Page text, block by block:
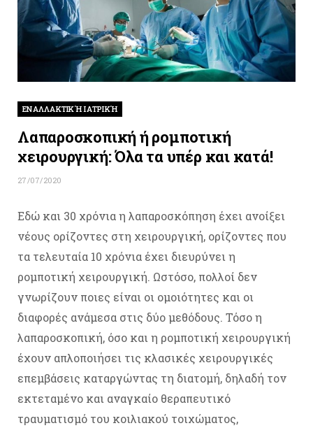
ΕΝΑΛΛΑΚΤΙΚΉ ΙΑΤΡΙΚΉ
Λαπαροσκοπική ή ρομποτική
χειρουργική: Όλα τα υπέρ και κατά!
27/07/2020
Εδώ και 30 χρόνια η λαπαροσκόπηση έχει ανοίξει
νέους ορίζοντες στη χειρουργική, ορίζοντες που
τα τελευταία 10 χρόνια έχει διευρύνει η
ρομποτική χειρουργική. Ωστόσο, πολλοί δεν
γνωρίζουν ποιες είναι οι ομοιότητες και οι
διαφορές ανάμεσα στις δύο μεθόδους. Τόσο η
λαπαροσκοπική, όσο και η ρομποτική χειρουργική
έχουν απλοποιήσει τις κλασικές χειρουργικές
επεμβάσεις καταργώντας τη διατομή, δηλαδή τον
εκτεταμένο και αναγκαίο θεραπευτικό
τραυματισμό του κοιλιακού τοιχώματος,